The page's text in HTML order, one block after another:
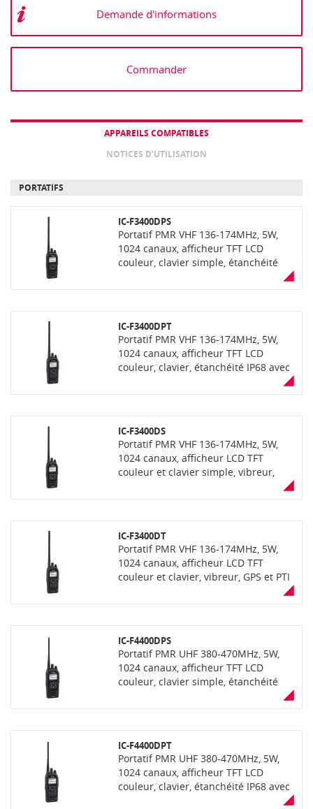
Demande d'informations
Commander
APPAREILS COMPATIBLES
NOTICES D’UTILISATION
PORTATIFS
IC-F3400DPS
Portatif PMR VHF 136-174MHz, 5W,
1024 canaux, afficheur TFT LCD
couleur, clavier simple, étanchéité
communication mixte analogique et
numérique dPMR.
IC-F3400DPT
Portatif PMR VHF 136-174MHz, 5W,
1024 canaux, afficheur TFT LCD
couleur, clavier, étanchéité IP68 avec
communication mixte analogique et
numérique dPMR.
IC-F3400DS
Portatif PMR VHF 136-174MHz, 5W,
1024 canaux, afficheur LCD TFT
couleur et clavier simple, vibreur,
AES (suivant version), étanchéité
IP68, avec fonction "AquaQuake"
(éjection de l'eau), communication
mixte analogique et numerique
IC-F3400DT
Portatif PMR VHF 136-174MHz, 5W,
1024 canaux, afficheur LCD TFT
couleur et clavier, vibreur, GPS et PTI
intégrés, fonction enregistrement de
étanchéité IP68 avec fonction
"AquaQuake" (éjection de l'eau),
communication mixte analogique et
numerique NXDN (livré sans antenne
IC-F4400DPS
Portatif PMR UHF 380-470MHz, 5W,
1024 canaux, afficheur TFT LCD
couleur, clavier simple, étanchéité
communication mixte analogique et
numérique dPMR.
IC-F4400DPT
Portatif PMR UHF 380-470MHz, 5W,
1024 canaux, afficheur TFT LCD
couleur, clavier, étanchéité IP68 avec